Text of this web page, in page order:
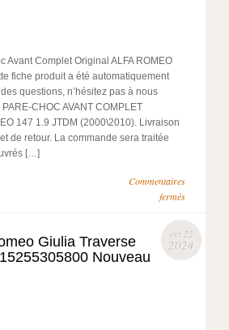
Avant Complet Original ALFA ROMEO
fiche produit a été automatiquement
questions, n’hésitez pas à nous
CHOC AVANT COMPLET
147 1.9 JTDM (2000\2010). Livraison
de retour. La commande sera traitée
[…]
Commentaires
fermés
oct 22
2024
Giulia Traverse
Nouveau